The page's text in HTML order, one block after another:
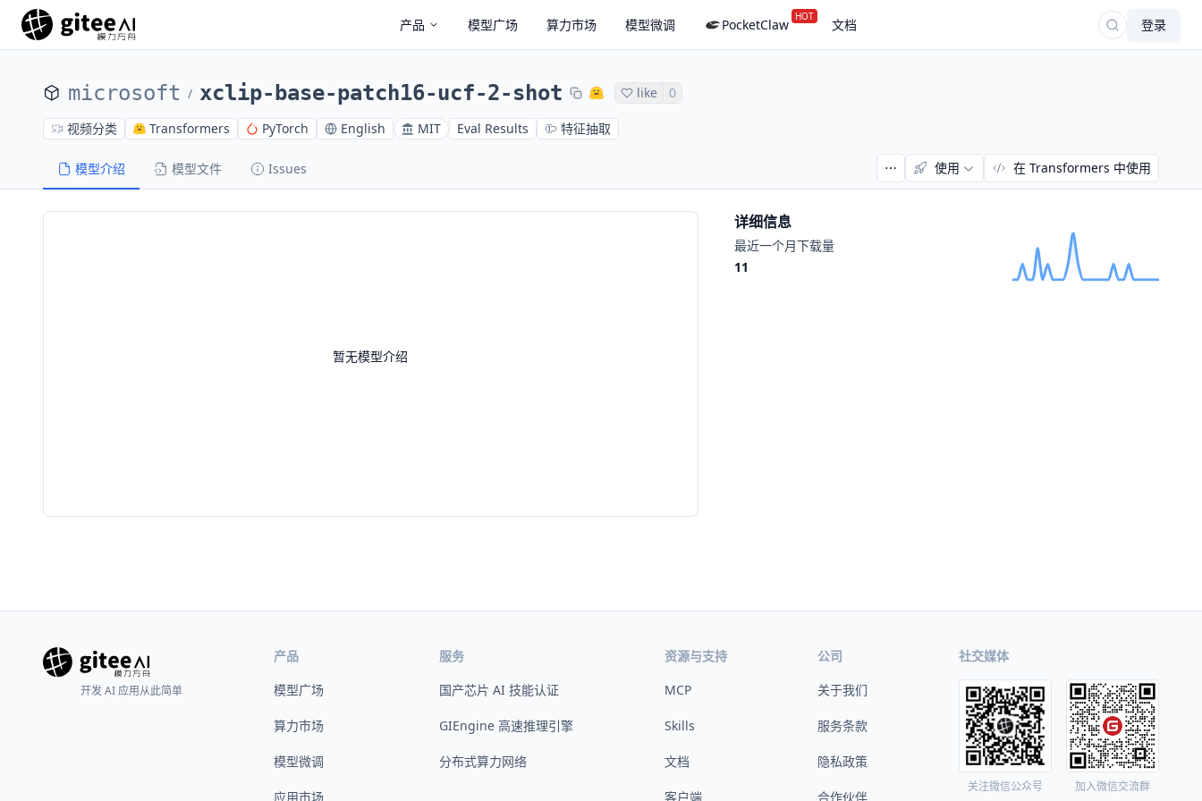
产品 模型广场 算力市场 模型微调 PocketClaw HOT 文档 登录
microsoft / xclip-base-patch16-ucf-2-shot like 0
视频分类 Transformers PyTorch English MIT Eval Results 特征抽取
模型介绍 模型文件 Issues 使用 在 Transformers 中使用
暂无模型介绍
详细信息
最近一个月下载量
11
开发 AI 应用从此简单
产品
模型广场
算力市场
模型微调
应用市场
服务
国产芯片 AI 技能认证
GIEngine 高速推理引擎
分布式算力网络
资源与支持
MCP
Skills
文档
客户端
公司
关于我们
服务条款
隐私政策
合作伙伴
社交媒体
关注微信公众号 加入微信交流群